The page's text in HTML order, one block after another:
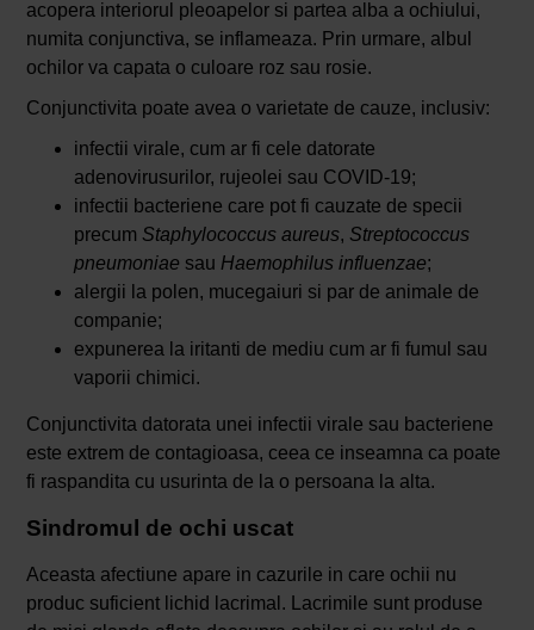
acopera interiorul pleoapelor si partea alba a ochiului,
numita conjunctiva, se inflameaza. Prin urmare, albul
ochilor va capata o culoare roz sau rosie.
Conjunctivita poate avea o varietate de cauze, inclusiv:
infectii virale, cum ar fi cele datorate
adenovirusurilor, rujeolei sau COVID-19;
infectii bacteriene care pot fi cauzate de specii
precum Staphylococcus aureus, Streptococcus
pneumoniae sau Haemophilus influenzae;
alergii la polen, mucegaiuri si par de animale de
companie;
expunerea la iritanti de mediu cum ar fi fumul sau
vaporii chimici.
Conjunctivita datorata unei infectii virale sau bacteriene
este extrem de contagioasa, ceea ce inseamna ca poate
fi raspandita cu usurinta de la o persoana la alta.
Sindromul de ochi uscat
Aceasta afectiune apare in cazurile in care ochii nu
produc suficient lichid lacrimal. Lacrimile sunt produse